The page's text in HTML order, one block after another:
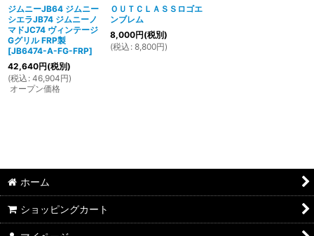
ジムニーJB64 ジムニー
シエラJB74 ジムニーノ
マドJC74 ヴィンテージ
Gグリル FRP製
[JB6474-A-FG-FRP]
42,640円(税別)
(税込 : 46,904円)
オープン価格
ＯＵＴＣＬＡＳＳロゴエ
ンブレム
8,000円(税別)
(税込 : 8,800円)
ホーム
ショッピングカート